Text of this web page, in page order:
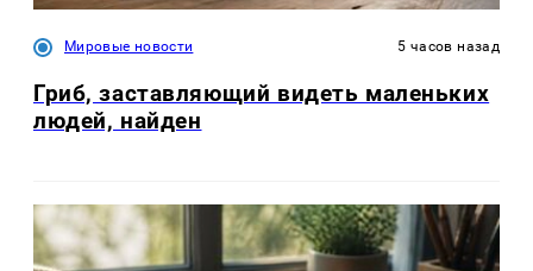
Мировые новости 5 часов назад
Гриб, заставляющий видеть маленьких
людей, найден